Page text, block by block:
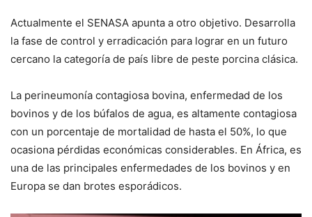
Actualmente el SENASA apunta a otro objetivo. Desarrolla
la fase de control y erradicación para lograr en un futuro
cercano la categoría de país libre de peste porcina clásica.
La perineumonía contagiosa bovina, enfermedad de los
bovinos y de los búfalos de agua, es altamente contagiosa
con un porcentaje de mortalidad de hasta el 50%, lo que
ocasiona pérdidas económicas considerables. En África, es
una de las principales enfermedades de los bovinos y en
Europa se dan brotes esporádicos.